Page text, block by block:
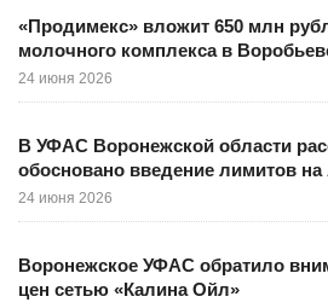
«Продимекс» вложит 650 млн
молочного комплекса в
24 июня 2026
В УФАС Воронежской области
обосновано введение лимитов
24 июня 2026
Воронежское УФАС обратило
цен сетью «Калина Ойл»